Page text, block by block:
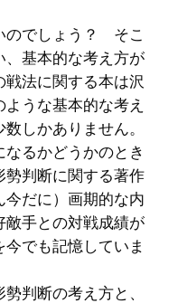
のでしょう？ そこ
、基本的な考え方が
法に関する本は沢
うな基本的な考え
しかありません。
るかどうかのとき
勢判断に関する著作
今だに）画期的な内
敵手との対戦成績が
でも記憶していま
判断の考え方と、